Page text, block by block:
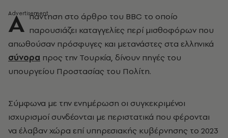
Α πάντηση στο άρθρο του BBC το οποίο
παρουσιάζει καταγγελίες περί μισθοφόρων που
απωθούσαν πρόσφυγες και μετανάστες στα ελληνικά
σύνορα προς την Τουρκία, δίνουν πηγές του
υπουργείου Προστασίας του Πολίτη.
Σύμφωνα με την ενημέρωση οι συγκεκριμένοι
ισχυρισμοί συνδέονται με περιστατικά που φέρονται
να έλαβαν χώρα επί υπηρεσιακής κυβέρνησης το 2023